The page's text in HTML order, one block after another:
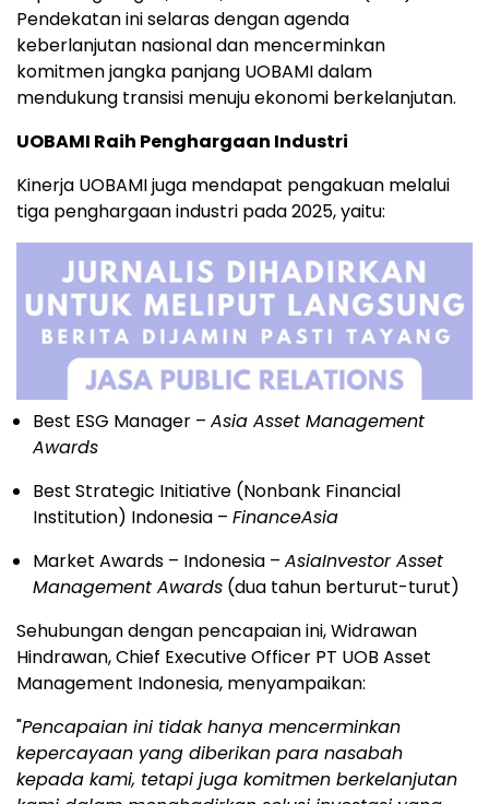
Pendekatan ini selaras dengan agenda
keberlanjutan nasional dan mencerminkan
komitmen jangka panjang UOBAMI dalam
mendukung transisi menuju ekonomi berkelanjutan.
UOBAMI Raih Penghargaan Industri
Kinerja UOBAMI juga mendapat pengakuan melalui
tiga penghargaan industri pada 2025, yaitu:
Best ESG Manager – Asia Asset Management
Awards
Best Strategic Initiative (Nonbank Financial
Institution) Indonesia – FinanceAsia
Market Awards – Indonesia – AsiaInvestor Asset
Management Awards (dua tahun berturut-turut)
Sehubungan dengan pencapaian ini, Widrawan
Hindrawan, Chief Executive Officer PT UOB Asset
Management Indonesia, menyampaikan:
"Pencapaian ini tidak hanya mencerminkan
kepercayaan yang diberikan para nasabah
kepada kami, tetapi juga komitmen berkelanjutan